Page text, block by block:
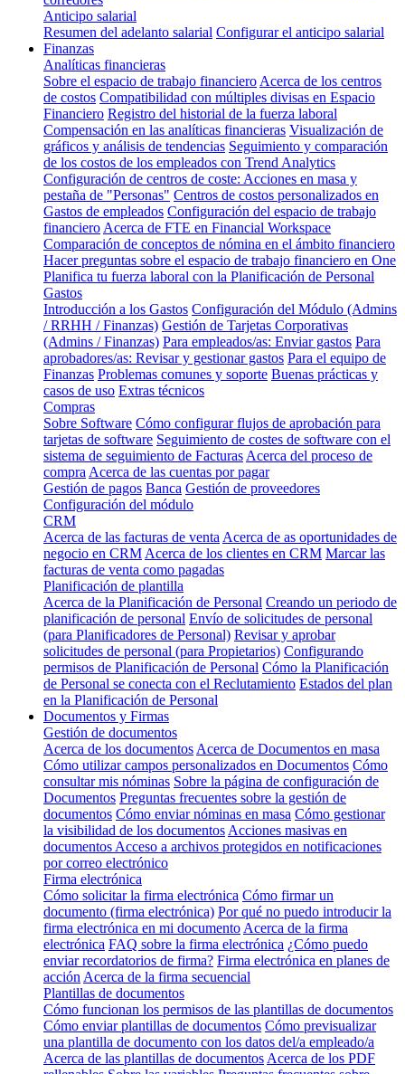
Anticipo salarial
Resumen del adelanto salarial Configurar el anticipo salarial
Finanzas
Analíticas financieras
Sobre el espacio de trabajo financiero Acerca de los centros
de costos Compatibilidad con múltiples divisas en Espacio
Financiero Registro del historial de la fuerza laboral
Compensación en las analíticas financieras Visualización de
gráficos y análisis de tendencias Seguimiento y comparación
de los costos de los empleados con Trend Analytics
Configuración de centros de coste: Acciones en masa y
pestaña de "Personas" Centros de costos personalizados en
Gastos de empleados Configuración del espacio de trabajo
financiero Acerca de FTE en Financial Workspace
Comparación de conceptos de nómina en el ámbito financiero
Hacer preguntas sobre el espacio de trabajo financiero en One
Planifica tu fuerza laboral con la Planificación de Personal
Gastos
Introducción a los Gastos Configuración del Módulo (Admins
/ RRHH / Finanzas) Gestión de Tarjetas Corporativas
(Admins / Finanzas) Para empleados/as: Enviar gastos Para
aprobadores/as: Revisar y gestionar gastos Para el equipo de
Finanzas Problemas comunes y soporte Buenas prácticas y
casos de uso Extras técnicos
Compras
Sobre Software Cómo configurar flujos de aprobación para
tarjetas de software Seguimiento de costes de software con el
sistema de seguimiento de Facturas Acerca del proceso de
compra Acerca de las cuentas por pagar
Gestión de pagos Banca Gestión de proveedores
Configuración del módulo
CRM
Acerca de las facturas de venta Acerca de as oportunidades de
negocio en CRM Acerca de los clientes en CRM Marcar las
facturas de venta como pagadas
Planificación de plantilla
Acerca de la Planificación de Personal Creando un periodo de
planificación de personal Envío de solicitudes de personal
(para Planificadores de Personal) Revisar y aprobar
solicitudes de personal (para Propietarios) Configurando
permisos de Planificación de Personal Cómo la Planificación
de Personal se conecta con el Reclutamiento Estados del plan
en la Planificación de Personal
Documentos y Firmas
Gestión de documentos
Acerca de los documentos Acerca de Documentos en masa
Cómo utilizar campos personalizados en Documentos Cómo
consultar mis nóminas Sobre la página de configuración de
Documentos Preguntas frecuentes sobre la gestión de
documentos Cómo enviar nóminas en masa Cómo gestionar
la visibilidad de los documentos Acciones masivas en
documentos Acceso a archivos protegidos en notificaciones
por correo electrónico
Firma electrónica
Cómo solicitar la firma electrónica Cómo firmar un
documento (firma electrónica) Por qué no puedo introducir la
firma electrónica en mi documento Acerca de la firma
electrónica FAQ sobre la firma electrónica ¿Cómo puedo
enviar recordatorios de firma? Firma electrónica en planes de
acción Acerca de la firma secuencial
Plantillas de documentos
Cómo funcionan los permisos de las plantillas de documentos
Cómo enviar plantillas de documentos Cómo previsualizar
una plantilla de documento con los datos del/a empleado/a
Acerca de las plantillas de documentos Acerca de los PDF